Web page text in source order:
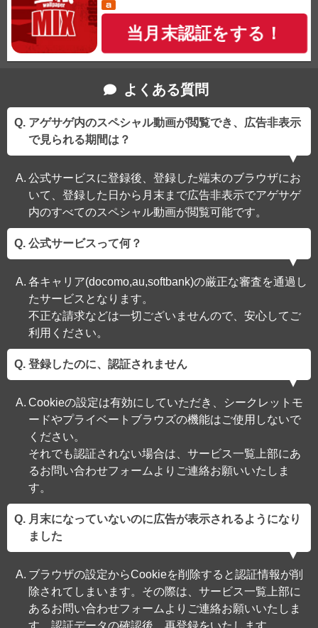
当月末認証をする！
よくある質問
アゲサゲ内のスペシャル動画が閲覧でき、広告非表示
で見られる期間は？
公式サービスに登録後、登録した端末のブラウザにお
いて、登録した日から月末まで広告非表示でアゲサゲ
内のすべてのスペシャル動画が閲覧可能です。
公式サービスって何？
各キャリア(docomo,au,softbank)の厳正な審査を通過し
たサービスとなります。
不正な請求などは一切ございませんので、安心してご
利用ください。
登録したのに、認証されません
Cookieの設定は有効にしていただき、シークレットモ
ードやプライベートブラウズの機能はご使用しないで
ください。
それでも認証されない場合は、サービス一覧上部にあ
るお問い合わせフォームよりご連絡お願いいたしま
す。
月末になっていないのに広告が表示されるようになり
ました
ブラウザの設定からCookieを削除すると認証情報が削
除されてしまいます。その際は、サービス一覧上部に
あるお問い合わせフォームよりご連絡お願いいたしま